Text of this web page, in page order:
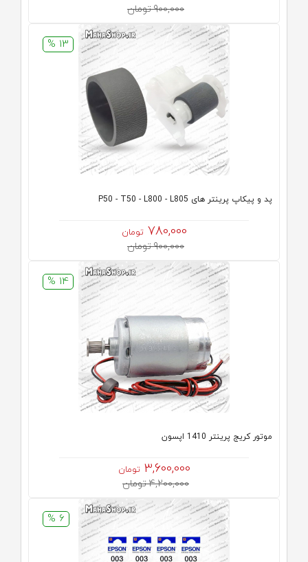
900,000 تومان
13 %
پد و پیکاپ پرینتر های P50 - T50 - L800 - L805
780,000 تومان
900,000 تومان
14 %
موتور کریج پرینتر 1410 اپسون
3,600,000 تومان
4,200,000 تومان
6 %